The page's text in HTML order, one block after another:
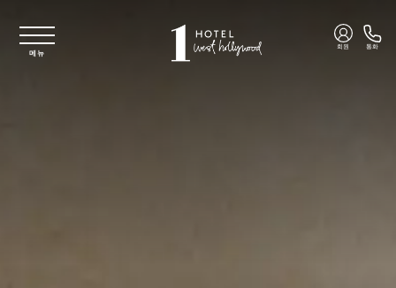
메뉴
회원 통화